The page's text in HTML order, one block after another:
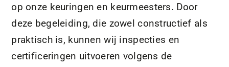
op onze keuringen en keurmeesters. Door
deze begeleiding, die zowel constructief als
praktisch is, kunnen wij inspecties en
certificeringen uitvoeren volgens de